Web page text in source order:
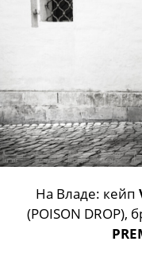
На Владе: кейп
(POISON DROP),